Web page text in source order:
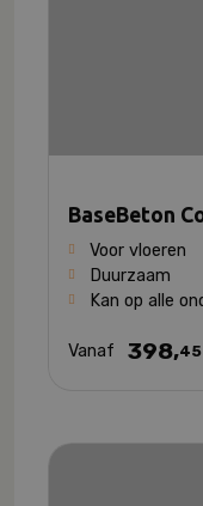
BaseBeton
Voor vloeren
Duurzaam
Kan op alle
Vanaf 398,45